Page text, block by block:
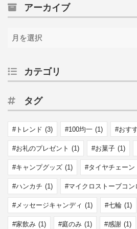
アーカイブ
カテゴリ
タグ
トレンド (3) 100均一 (1) おす
お礼のプレゼント (1) お菓子 (1)
キャンプグッズ (1) タイヤチェーン
ハンカチ (1) マイクロストーブコン
メッセージキャンディ (1) 七輪 (1)
家飲み (1) 庭のみ (1) 感謝 (1)